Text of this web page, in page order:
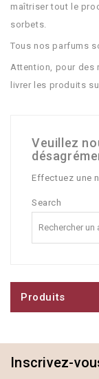
maîtriser tout le
sorbets.
Tous nos parfums
Attention, pour des
livrer les produits
Veuillez
Effectuez une
Search
Produits
Inscrivez-